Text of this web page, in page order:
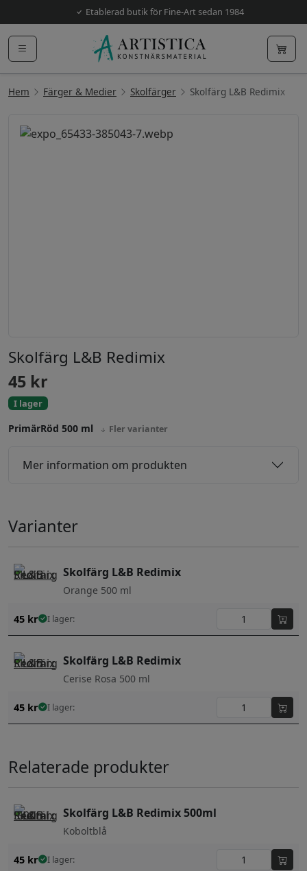
Etablerad butik för Fine-Art sedan 1984
Hem Färger & Medier Skolfärger Skolfärg L&B Redimix
Skolfärg L&B Redimix
45 kr
I lager
PrimärRöd 500 ml Fler varianter
Mer information om produkten
Varianter
Skolfärg L&B Redimix
Orange 500 ml
45 kr I lager:
Skolfärg L&B Redimix
Cerise Rosa 500 ml
45 kr I lager:
Relaterade produkter
Skolfärg L&B Redimix 500ml
Koboltblå
45 kr I lager: